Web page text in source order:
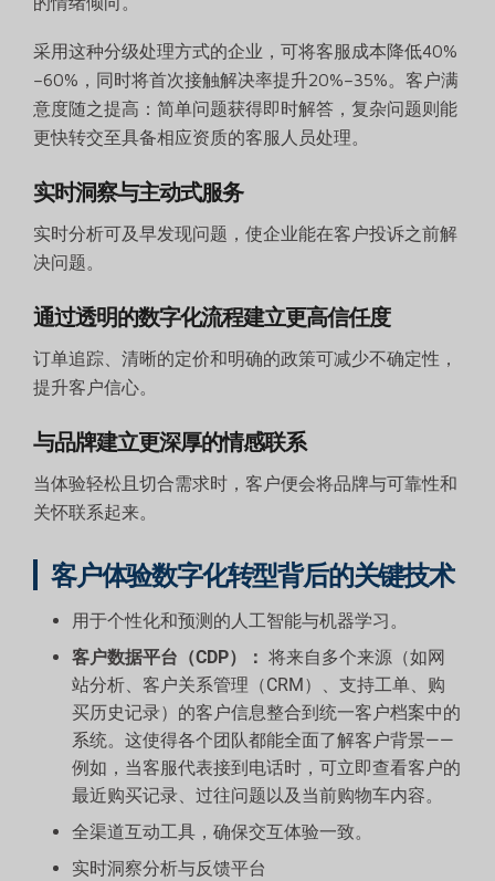
采用这种分级处理方式的企业，可将客服成本降低40%
–60%，同时将首次接触解决率提升20%–35%。客户满
意度随之提高：简单问题获得即时解答，复杂问题则能
更快转交至具备相应资质的客服人员处理。
实时洞察与主动式服务
实时分析可及早发现问题，使企业能在客户投诉之前解
决问题。
通过透明的数字化流程建立更高信任度
订单追踪、清晰的定价和明确的政策可减少不确定性，
提升客户信心。
与品牌建立更深厚的情感联系
当体验轻松且切合需求时，客户便会将品牌与可靠性和
关怀联系起来。
客户体验数字化转型背后的关键技术
用于个性化和预测的人工智能与机器学习。
客户数据平台（CDP）： 将来自多个来源（如网
站分析、客户关系管理（CRM）、支持工单、购
买历史记录）的客户信息整合到统一客户档案中的
系统。这使得各个团队都能全面了解客户背景——
例如，当客服代表接到电话时，可立即查看客户的
最近购买记录、过往问题以及当前购物车内容。
全渠道互动工具，确保交互体验一致。
实时洞察分析与反馈平台